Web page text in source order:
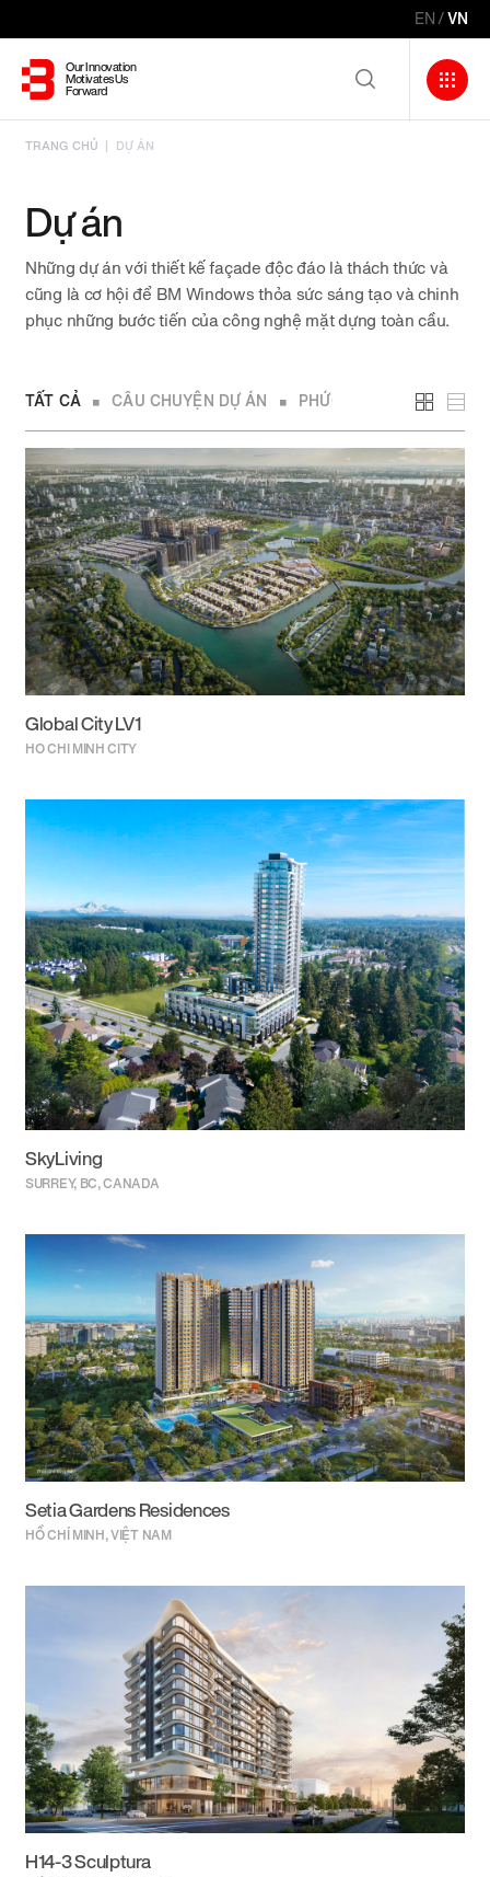
đến
nội
dung
EN VN
Our Innovation
Motivates Us
Forward
filter
TỪ KHÓA PHỔ BIẾN
Hệ thống
BM Windows
TRANG CHỦ DỰ ÁN
Dự án
Những dự án với thiết kế façade độc đáo là thách thức và
cũng là cơ hội để BM Windows thỏa sức sáng tạo và chinh
phục những bước tiến của công nghệ mặt dựng toàn cầu.
TẤT CẢ CÂU CHUYỆN DỰ ÁN PHỨC HỢP TTTM & CĂN
Global City LV1
HO CHI MINH CITY
SkyLiving
SURREY, BC, CANADA
Setia Gardens Residences
HỒ CHÍ MINH, VIỆT NAM
H14-3 Sculptura